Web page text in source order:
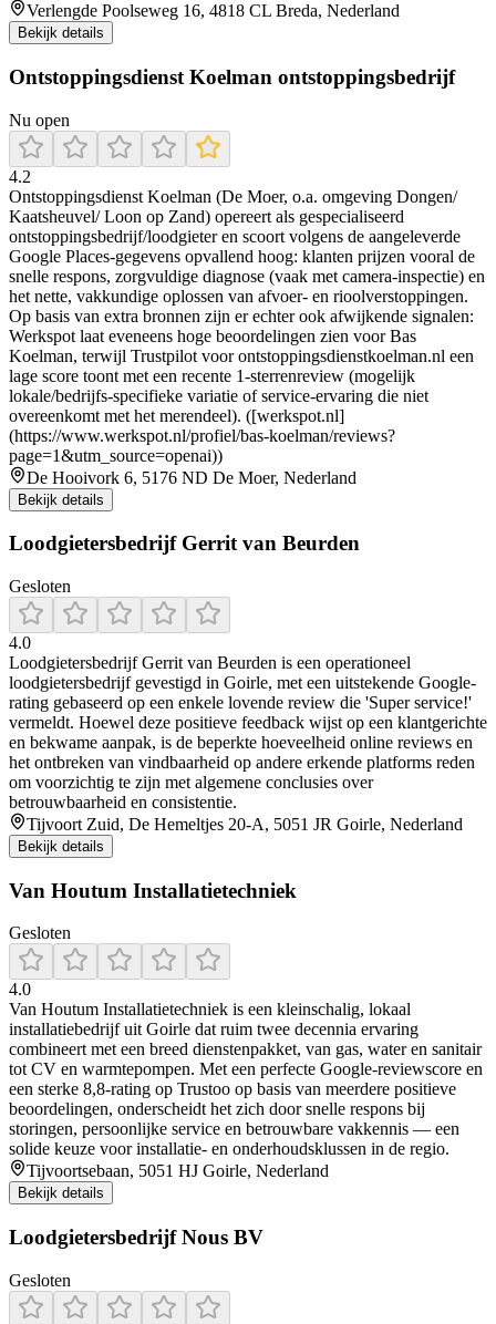
Verlengde Poolseweg 16, 4818 CL Breda, Nederland
Bekijk details
Ontstoppingsdienst Koelman ontstoppingsbedrijf
Nu open
4.2
Ontstoppingsdienst Koelman (De Moer, o.a. omgeving Dongen/
Kaatsheuvel/ Loon op Zand) opereert als gespecialiseerd
ontstoppingsbedrijf/loodgieter en scoort volgens de aangeleverde
Google Places-gegevens opvallend hoog: klanten prijzen vooral de
snelle respons, zorgvuldige diagnose (vaak met camera-inspectie) en
het nette, vakkundige oplossen van afvoer- en rioolverstoppingen.
Op basis van extra bronnen zijn er echter ook afwijkende signalen:
Werkspot laat eveneens hoge beoordelingen zien voor Bas
Koelman, terwijl Trustpilot voor ontstoppingsdienstkoelman.nl een
lage score toont met een recente 1-sterrenreview (mogelijk
lokale/bedrijfs-specifieke variatie of service-ervaring die niet
overeenkomt met het merendeel). ([werkspot.nl]
(https://www.werkspot.nl/profiel/bas-koelman/reviews?
page=1&utm_source=openai))
De Hooivork 6, 5176 ND De Moer, Nederland
Bekijk details
Loodgietersbedrijf Gerrit van Beurden
Gesloten
4.0
Loodgietersbedrijf Gerrit van Beurden is een operationeel
loodgietersbedrijf gevestigd in Goirle, met een uitstekende Google-
rating gebaseerd op een enkele lovende review die 'Super service!'
vermeldt. Hoewel deze positieve feedback wijst op een klantgerichte
en bekwame aanpak, is de beperkte hoeveelheid online reviews en
het ontbreken van vindbaarheid op andere erkende platforms reden
om voorzichtig te zijn met algemene conclusies over
betrouwbaarheid en consistentie.
Tijvoort Zuid, De Hemeltjes 20-A, 5051 JR Goirle, Nederland
Bekijk details
Van Houtum Installatietechniek
Gesloten
4.0
Van Houtum Installatietechniek is een kleinschalig, lokaal
installatiebedrijf uit Goirle dat ruim twee decennia ervaring
combineert met een breed dienstenpakket, van gas, water en sanitair
tot CV en warmtepompen. Met een perfecte Google-reviewscore en
een sterke 8,8-rating op Trustoo op basis van meerdere positieve
beoordelingen, onderscheidt het zich door snelle respons bij
storingen, persoonlijke service en betrouwbare vakkennis — een
solide keuze voor installatie- en onderhoudsklussen in de regio.
Tijvoortsebaan, 5051 HJ Goirle, Nederland
Bekijk details
Loodgietersbedrijf Nous BV
Gesloten